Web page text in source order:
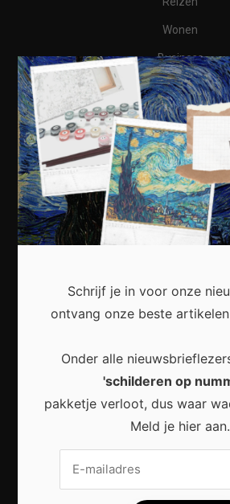
Wonen
Business
Financieel
Varia
Meest recent
Kunst in huis: zo creëer je een
inspirerende
Waarom een thuisbatterij
wordt voor Nederlandse
Schrijf je in voor onze
ontvang onze beste
Onder alle
'schilderen op
pakketje verloot, dus waar
Meld je hier aan.